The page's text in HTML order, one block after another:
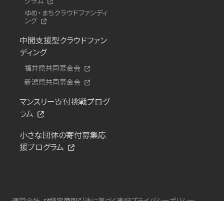
ゆめ・まちクラウドファンディ
ング
中間支援型クラウドファン
ディング
福井県共同募金会
新潟県共同募金会
マンスリー寄付挑戦プログ
ラム
小さな団体の寄付募集応
援プログラム